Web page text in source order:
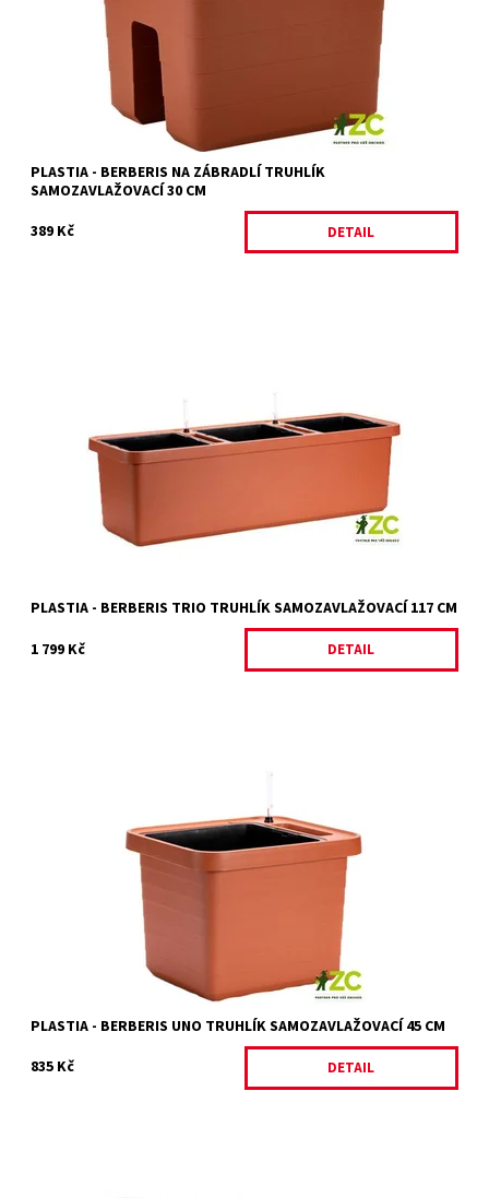
Dostupnost:
Na objednání, skladem do 3 dnů
26827/BIL
PLASTIA
PLASTIA - BERBERIS NA ZÁBRADLÍ TRUHLÍK
SAMOZAVLAŽOVACÍ 30 CM
389 Kč
DETAIL
uchycení opory pro...
Dostupnost:
Na objednávku
26824/HNE
PLASTIA - BERBERIS TRIO TRUHLÍK SAMOZAVLAŽOVACÍ 117 CM
1 799 Kč
DETAIL
Velkoobjemový samozavlažovací truhlík v novém designu. Uvnitř
je samostatná nádoba s otvorem pro pevné uchycení opory pro
Na objednávku
26815/HNE
PLASTIA
PLASTIA - BERBERIS UNO TRUHLÍK SAMOZAVLAŽOVACÍ 45 CM
835 Kč
DETAIL